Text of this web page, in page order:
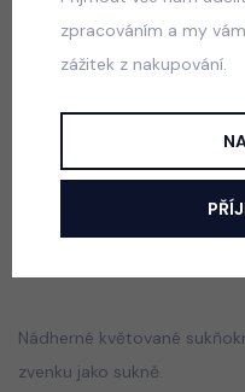
School sako
skladem
Popis
Nádherné květované
zvenku jako sukně.
zpracováním a my
zážitek z nakupování.